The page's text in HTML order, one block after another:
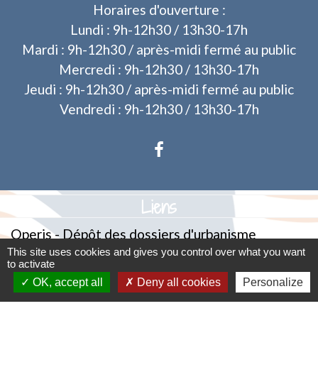
Horaires d'ouverture :
Lundi : 9h-12h30 / 13h30-17h
Mardi : 9h-12h30 / après-midi fermé au public
Mercredi : 9h-12h30 / 13h30-17h
Jeudi : 9h-12h30 / après-midi fermé au public
Vendredi : 9h-12h30 / 13h30-17h
Liens
Operis - Dépôt des dossiers d'urbanisme
Mentions légales Politique de confidentialité
Accessibilité Plan du site
This site uses cookies and gives you control over what you want
to activate
OK, accept all
Deny all cookies Personalize